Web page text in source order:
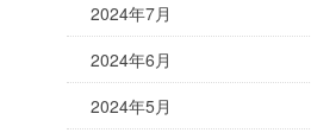
2024年7月
2024年6月
2024年5月